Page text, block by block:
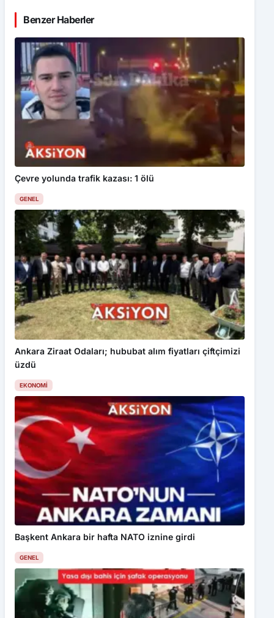
Benzer Haberler
Çevre yolunda trafik kazası: 1 ölü
GENEL
Ankara Ziraat Odaları; hububat alım fiyatları çiftçimizi
üzdü
EKONOMI
Başkent Ankara bir hafta NATO iznine girdi
GENEL